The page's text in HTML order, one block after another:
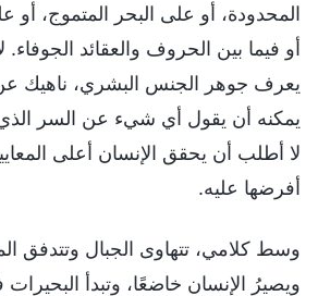
المحدودة، أو على البحر المتموج، أو
أو فيما بين الحروف والعقائد
يعرف جوهر الجنس البشري،
يمكنه أن يقول أي شيء عن السر
لا أطلب أن يحقق الإنسان أعلى
أفرضها عليه.
وسط كلامي، تتهاوى الجبال وتتدفق
ويصيرُ الإنسان خاضعًا، وتبدأ البحيرات